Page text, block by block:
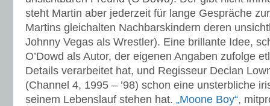
steht Martin aber jederzeit für lange Gespräche
Martins gleichalten Nachbarskindern deren
Johnny Vegas als Wrestler). Eine brillante Idee,
O’Dowd als Autor, der eigenen Angaben zufolge
Details verarbeitet hat, und Regisseur Declan
(Channel 4, 1995 – ’98) schon eine unsterbliche
seinem Lebenslauf stehen hat. „Moone Boy“,